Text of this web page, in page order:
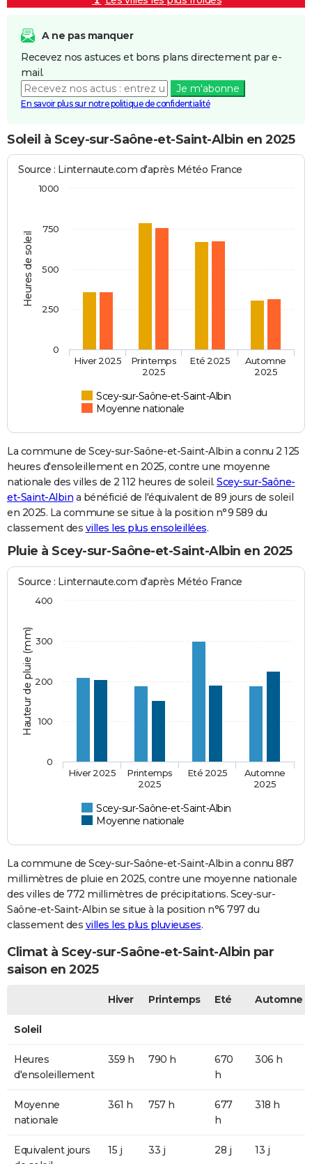
A ne pas manquer
Recevez nos astuces et bons plans directement par e-
mail.
Je m'abonne
En savoir plus sur notre politique de confidentialité
Soleil à Scey-sur-Saône-et-Saint-Albin en 2025
Heures de soleil
Source : Linternaute.com d'après Météo France
Scey-sur-Saône-et-Saint-Albin
Moyenne nationale
Hiver 2025
Printemps
2025
Eté 2025
Automne
2025
0
250
500
750
1000
La commune de Scey-sur-Saône-et-Saint-Albin a connu 2 125
heures d'ensoleillement en 2025, contre une moyenne
nationale des villes de 2 112 heures de soleil. Scey-sur-Saône-
et-Saint-Albin a bénéficié de l'équivalent de 89 jours de soleil
en 2025. La commune se situe à la position n°9 589 du
classement des villes les plus ensoleillées.
Pluie à Scey-sur-Saône-et-Saint-Albin en 2025
Hauteur de pluie (mm)
Source : Linternaute.com d'après Météo France
Scey-sur-Saône-et-Saint-Albin
Moyenne nationale
Hiver 2025
Printemps
2025
Eté 2025
Automne
2025
0
100
200
300
400
La commune de Scey-sur-Saône-et-Saint-Albin a connu 887
millimètres de pluie en 2025, contre une moyenne nationale
des villes de 772 millimètres de précipitations. Scey-sur-
Saône-et-Saint-Albin se situe à la position n°6 797 du
classement des villes les plus pluvieuses.
Climat à Scey-sur-Saône-et-Saint-Albin par
saison en 2025
Hiver Printemps Eté Automne
Soleil
Heures
d'ensoleillement
359 h 790 h
670
h
306 h
Moyenne
nationale
361 h 757 h
677
h
318 h
Equivalent jours
15 j 33 j 28 j 13 j